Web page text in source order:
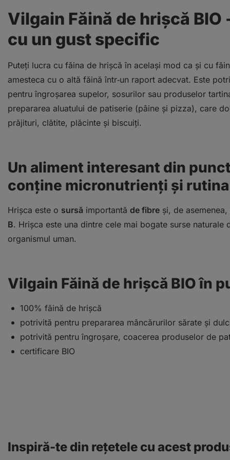
Vilgain Făină de hrișcă
cu un gust specific
Puteți lucra cu făina de hrișcă în același mod ca și cu
amesteca cu o altă făină într‑un raport adecvat. Este
pentru îngroșarea supelor, sosurilor sau produselor
prepararea aluatului de patiserie (pâine și pizza), care
prăjituri, clătite, plăcinte și biscuiți.
Un aliment interesant din
conține micronutrienți și rutina
Hrișca este o sursă importantă de fibre și, de asemenea,
B. Hrișca este una dintre cele mai bogate surse naturale
organismul uman.
Vilgain Făină de hrișcă BIO în
100% făină de hrișcă
potrivită pentru prepararea mâncărurilor sărate și
potrivită pentru îngroșare, coacerea produselor de
certificare BIO
Inspiră-te din rețetele cu acest